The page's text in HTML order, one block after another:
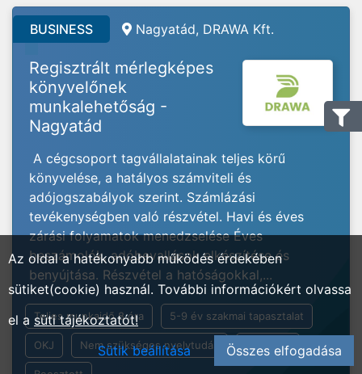
BUSINESS Nagyatád, DRAWA Kft.
Regisztrált mérlegképes
könyvelőnek
munkalehetőság -
Nagyatád
A cégcsoport tagvállalatainak teljes körű
könyvelése, a hatályos számviteli és
adójogszabályok szerint. Számlázási
tevékenységben való részvétel. Havi és éves
zárási folyamatok menedzselése Éves
beszámolók, adóbevallások elkészítése és
benyújtása. Részvétel a hatóságokkal,...
Teljes munkaidő 8 óra 5-9 év szakmai tapasztalat
OKJ Nem szükséges nyelvtudás Általános
Az oldal a hatékonyabb működés érdekében
sütiket(cookie) használ. További információkért olvassa
el a süti tájékoztatót!
Sütik beállítása
Összes elfogadása